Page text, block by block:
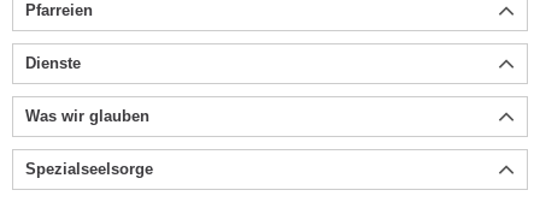
Pfarreien
Dienste
Was wir glauben
Spezialseelsorge